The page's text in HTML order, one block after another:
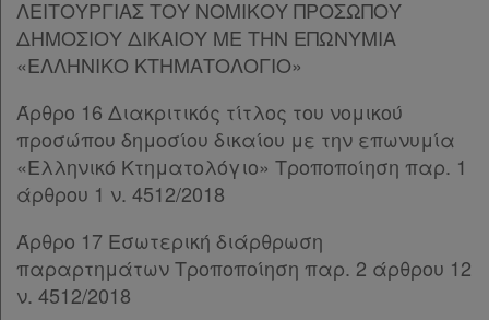
Αναζήτηση
Κ.Α.Δ.
Διακρατικές
Συμφωνίες
Ελλάδας
Πληροφορίες
ΛΕΙΤΟΥΡΓΙΑΣ ΤΟΥ ΝΟΜΙΚΟΥ ΠΡΟΣΩΠΟΥ
ΔΗΜΟΣΙΟΥ ΔΙΚΑΙΟΥ ΜΕ ΤΗΝ ΕΠΩΝΥΜΙΑ
«ΕΛΛΗΝΙΚΟ ΚΤΗΜΑΤΟΛΟΓΙΟ»
Άρθρο 16 Διακριτικός τίτλος του νομικού
προσώπου δημοσίου δικαίου με την επωνυμία
«Ελληνικό Κτηματολόγιο» Τροποποίηση παρ. 1
άρθρου 1 ν. 4512/2018
Άρθρο 17 Εσωτερική διάρθρωση
παραρτημάτων Τροποποίηση παρ. 2 άρθρου 12
ν. 4512/2018